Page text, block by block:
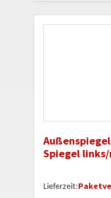
Spiegel
Lieferzeit: